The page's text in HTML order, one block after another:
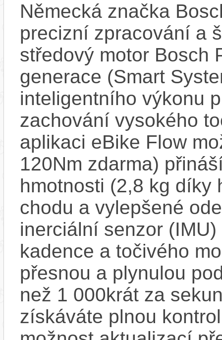
Německá značka
precizní zpracování a
středový motor Bosch
generace (Smart
inteligentního výkonu
zachování vysokého
aplikaci eBike Flow
120Nm zdarma)
hmotnosti (2,8 kg díky
chodu a vylepšené
inerciální senzor
kadence a točivého
přesnou a plynulou
než 1 000krát za
získáváte plnou